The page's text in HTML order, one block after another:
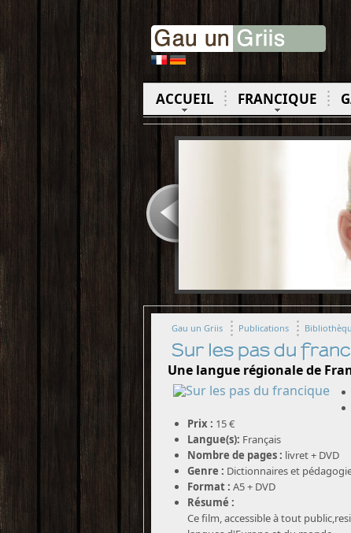
ACCUEIL FRANCIQUE
Gau un Griis Publications
Sur les pas du
Une langue régionale de
Prix : 15 €
Langue(s): Français
Nombre de pages : livret + DVD
Genre : Dictionnaires et
Format : A5 + DVD
Résumé :
Ce film, accessible à tout